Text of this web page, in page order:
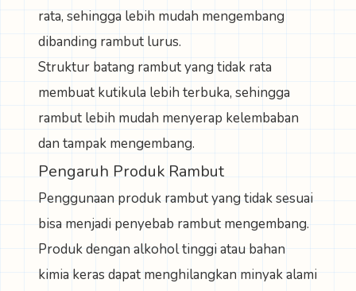
rata, sehingga lebih mudah mengembang
dibanding rambut lurus.
Struktur batang rambut yang tidak rata
membuat kutikula lebih terbuka, sehingga
rambut lebih mudah menyerap kelembaban
dan tampak mengembang.
Pengaruh Produk Rambut
Penggunaan produk rambut yang tidak sesuai
bisa menjadi penyebab rambut mengembang.
Produk dengan alkohol tinggi atau bahan
kimia keras dapat menghilangkan minyak alami